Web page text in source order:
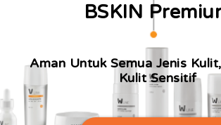
BSKIN
Aman Untuk Semua Jenis
Kulit Sensitif